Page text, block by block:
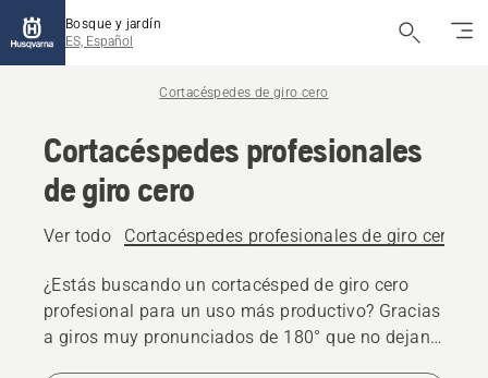
Bosque y jardín
ES, Español
Cortacéspedes de giro cero
Cortacéspedes profesionales
de giro cero
Ver todo Cortacéspedes profesionales de giro cero
¿Estás buscando un cortacésped de giro cero
profesional para un uso más productivo? Gracias
a giros muy pronunciados de 180° que no dejan